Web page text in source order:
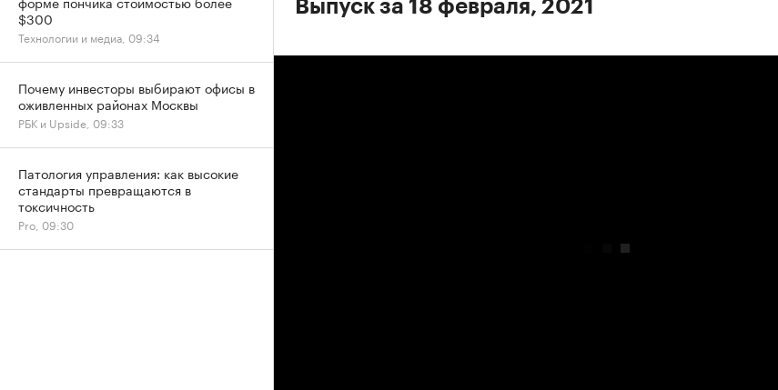
Выпуск за 18 февраля, 2021
$300
Технологии и медиа, 09:34
Почему инвесторы выбирают офисы в
оживленных районах Москвы
РБК и Upside, 09:33
Патология управления: как высокие
стандарты превращаются в
токсичность
Pro, 09:30